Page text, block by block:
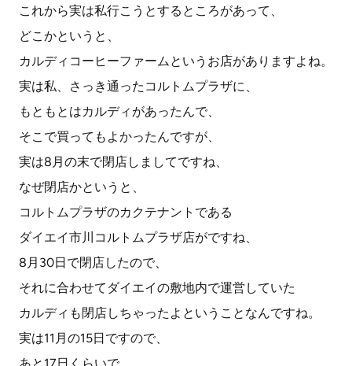
これから実は私行こうとするところがあって、
どこかというと、
カルディコーヒーファームというお店がありますよね。
実は私、さっき通ったコルトムプラザに、
もともとはカルディがあったんで、
そこで買ってもよかったんですが、
実は8月の末で閉店しましてですね、
なぜ閉店かというと、
コルトムプラザのカクテナントである
ダイエイ市川コルトムプラザ店がですね、
8月30日で閉店したので、
それに合わせてダイエイの敷地内で運営していた
カルディも閉店しちゃったよということなんですね。
実は11月の15日ですので、